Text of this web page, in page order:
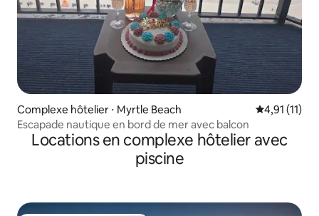
Complexe hôtelier ⋅ Myrtle Beach Évaluation
4,91 (11)
Escapade nautique en bord de mer avec balcon
Locations en complexe hôtelier avec
piscine